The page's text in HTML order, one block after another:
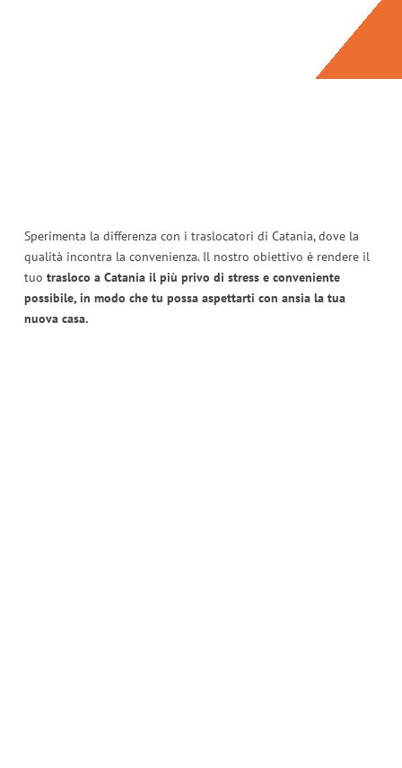
Sperimenta la differenza con i traslocatori di Catania, dove la
qualità incontra la convenienza. Il nostro obiettivo è rendere il
tuo trasloco a Catania il più privo di stress e conveniente
possibile, in modo che tu possa aspettarti con ansia la tua
nuova casa.